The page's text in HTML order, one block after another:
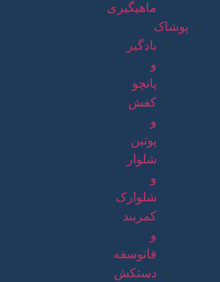
ماهیگیری
پوشاک
بادگیر
و
پانچو
کفش
و
پوتین
شلوار
و
شلوارک
کمربند
و
فانوسقه
دستکش